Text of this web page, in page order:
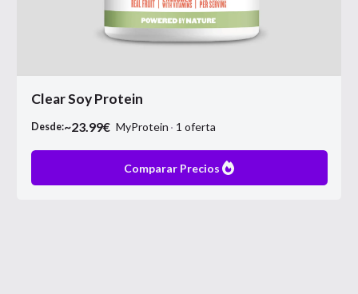
Clear Soy Protein
Desde:~23.99€ MyProtein 1 oferta
Comparar Precios